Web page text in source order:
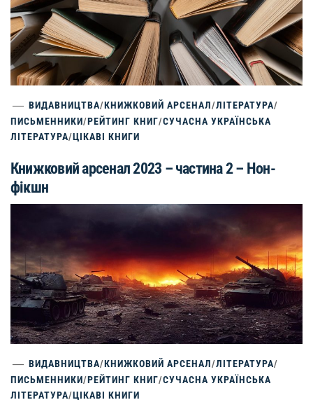
ВИДАВНИЦТВА/КНИЖКОВИЙ АРСЕНАЛ/ЛІТЕРАТУРА/
ПИСЬМЕННИКИ/РЕЙТИНГ КНИГ/СУЧАСНА УКРАЇНСЬКА
ЛІТЕРАТУРА/ЦІКАВІ КНИГИ
Книжковий арсенал 2023 – частина 2 – Нон-
фікшн
ВИДАВНИЦТВА/КНИЖКОВИЙ АРСЕНАЛ/ЛІТЕРАТУРА/
ПИСЬМЕННИКИ/РЕЙТИНГ КНИГ/СУЧАСНА УКРАЇНСЬКА
ЛІТЕРАТУРА/ЦІКАВІ КНИГИ